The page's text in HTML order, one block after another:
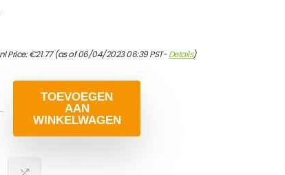
Price:€21.77(as of 06/04/2023 06:39 PST-Details)
TOEVOEGEN
AAN
WINKELWAGEN